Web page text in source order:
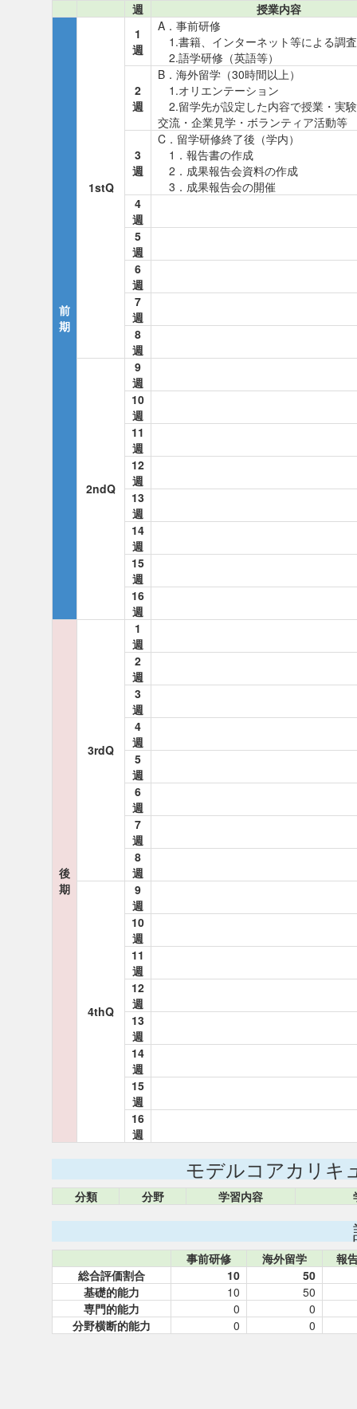
週 授業内容
前
期
1stQ
1
週
A．事前研修
1.書籍、インターネット等による調査
2.語学研修（英語等）
2
週
B．海外留学（30時間以上）
1.オリエンテーション
2.留学先が設定した内容で授業・実
交流・企業見学・ボランティア活動等
3
週
C．留学研修終了後（学内）
1．報告書の作成
2．成果報告会資料の作成
3．成果報告会の開催
4
週
5
週
6
週
7
週
8
週
2ndQ
9
週
10
週
11
週
12
週
13
週
14
週
15
週
16
週
後
期
3rdQ
1
週
2
週
3
週
4
週
5
週
6
週
7
週
8
週
4thQ
9
週
10
週
11
週
12
週
13
週
14
週
15
週
16
週
モデルコアカリキ
分類 分野 学習内容
事前研修 海外留学
報
総合評価割合
10
50
基礎的能力
10
50
専門的能力
0
0
分野横断的能力
0 0